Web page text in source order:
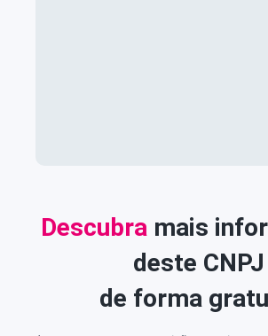
Descubra mais
deste CNPJ
de forma